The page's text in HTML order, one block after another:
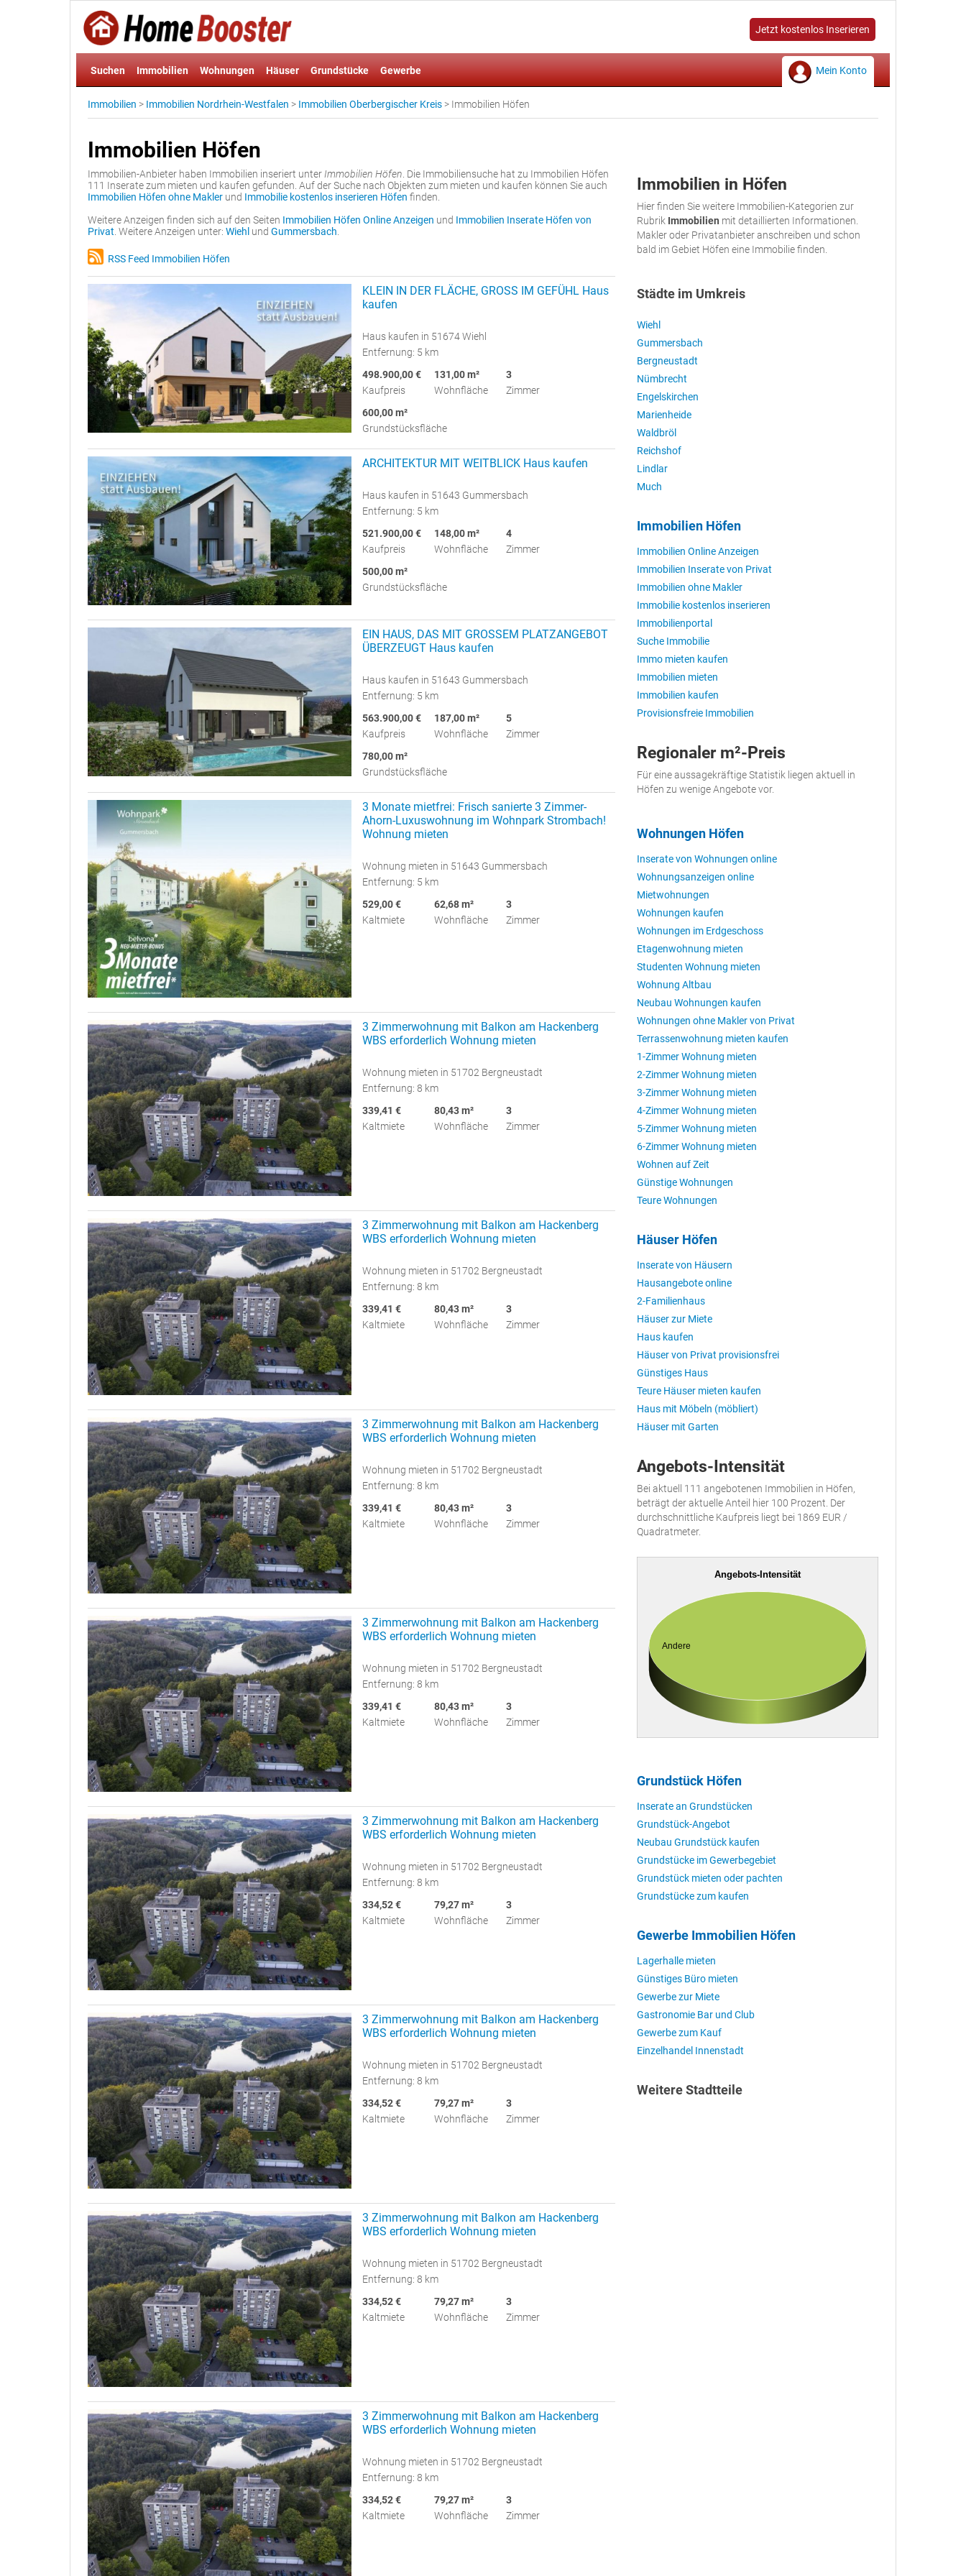
Jetzt kostenlos Inserieren
Suchen Immobilien Wohnungen Häuser Grundstücke Gewerbe Mein Konto
Immobilien > Immobilien Nordrhein-Westfalen > Immobilien Oberbergischer Kreis > Immobilien Höfen
Immobilien Höfen
Immobilien-Anbieter haben Immobilien inseriert unter Immobilien Höfen . Die Immobiliensuche hat zu Immobilien Höfen
111 Inserate zum mieten und kaufen gefunden. Auf der Suche nach Objekten zum mieten und kaufen können Sie auch
Immobilien Höfen ohne Makler und Immobilie kostenlos inserieren Höfen finden.
Weitere Anzeigen finden sich auf den Seiten Immobilien Höfen Online Anzeigen und Immobilien Inserate Höfen von
Privat . Weitere Anzeigen unter: Wiehl und Gummersbach
RSS Feed Immobilien Höfen
KLEIN IN DER FLÄCHE, GROSS IM GEFÜHL Haus
kaufen
Haus kaufen in 51674 Wiehl
Entfernung: 5 km
498.900,00 €
Kaufpreis
131,00 m²
Wohnfläche
3
Zimmer
600,00 m²
Grundstücksfläche
ARCHITEKTUR MIT WEITBLICK Haus kaufen
Haus kaufen in 51643 Gummersbach
Entfernung: 5 km
521.900,00 €
Kaufpreis
148,00 m²
Wohnfläche
4
Zimmer
500,00 m²
Grundstücksfläche
EIN HAUS, DAS MIT GROSSEM PLATZANGEBOT
ÜBERZEUGT Haus kaufen
Haus kaufen in 51643 Gummersbach
Entfernung: 5 km
563.900,00 €
Kaufpreis
187,00 m²
Wohnfläche
5
Zimmer
780,00 m²
Grundstücksfläche
3 Monate mietfrei: Frisch sanierte 3 Zimmer-
Ahorn-Luxuswohnung im Wohnpark Strombach!
Wohnung mieten
Wohnung mieten in 51643 Gummersbach
Entfernung: 5 km
529,00 €
Kaltmiete
62,68 m²
Wohnfläche
3
Zimmer
3 Zimmerwohnung mit Balkon am Hackenberg
WBS erforderlich Wohnung mieten
Wohnung mieten in 51702 Bergneustadt
Entfernung: 8 km
339,41 €
Kaltmiete
80,43 m²
Wohnfläche
3
Zimmer
3 Zimmerwohnung mit Balkon am Hackenberg
WBS erforderlich Wohnung mieten
Wohnung mieten in 51702 Bergneustadt
Entfernung: 8 km
339,41 €
Kaltmiete
80,43 m²
Wohnfläche
3
Zimmer
3 Zimmerwohnung mit Balkon am Hackenberg
WBS erforderlich Wohnung mieten
Wohnung mieten in 51702 Bergneustadt
Entfernung: 8 km
339,41 €
Kaltmiete
80,43 m²
Wohnfläche
3
Zimmer
3 Zimmerwohnung mit Balkon am Hackenberg
WBS erforderlich Wohnung mieten
Wohnung mieten in 51702 Bergneustadt
Entfernung: 8 km
339,41 €
Kaltmiete
80,43 m²
Wohnfläche
3
Zimmer
3 Zimmerwohnung mit Balkon am Hackenberg
WBS erforderlich Wohnung mieten
Wohnung mieten in 51702 Bergneustadt
Entfernung: 8 km
334,52 €
Kaltmiete
79,27 m²
Wohnfläche
3
Zimmer
3 Zimmerwohnung mit Balkon am Hackenberg
WBS erforderlich Wohnung mieten
Wohnung mieten in 51702 Bergneustadt
Entfernung: 8 km
334,52 €
Kaltmiete
79,27 m²
Wohnfläche
3
Zimmer
3 Zimmerwohnung mit Balkon am Hackenberg
WBS erforderlich Wohnung mieten
Wohnung mieten in 51702 Bergneustadt
Entfernung: 8 km
334,52 €
Kaltmiete
79,27 m²
Wohnfläche
3
Zimmer
3 Zimmerwohnung mit Balkon am Hackenberg
WBS erforderlich Wohnung mieten
Wohnung mieten in 51702 Bergneustadt
Entfernung: 8 km
334,52 €
Kaltmiete
79,27 m²
Wohnfläche
3
Zimmer
Immobilien in Höfen
Hier finden Sie weitere Immobilien-Kategorien zur
Rubrik Immobilien mit detaillierten Informationen.
Makler oder Privatanbieter anschreiben und schon
bald im Gebiet Höfen eine Immobilie finden.
Städte im Umkreis
Wiehl
Gummersbach
Bergneustadt
Nümbrecht
Engelskirchen
Marienheide
Waldbröl
Reichshof
Lindlar
Much
Immobilien Höfen
Immobilien Online Anzeigen
Immobilien Inserate von Privat
Immobilien ohne Makler
Immobilie kostenlos inserieren
Immobilienportal
Suche Immobilie
Immo mieten kaufen
Immobilien mieten
Immobilien kaufen
Provisionsfreie Immobilien
Regionaler m²-Preis
Für eine aussagekräftige Statistik liegen aktuell in
Höfen zu wenige Angebote vor.
Wohnungen Höfen
Inserate von Wohnungen online
Wohnungsanzeigen online
Mietwohnungen
Wohnungen kaufen
Wohnungen im Erdgeschoss
Etagenwohnung mieten
Studenten Wohnung mieten
Wohnung Altbau
Neubau Wohnungen kaufen
Wohnungen ohne Makler von Privat
Terrassenwohnung mieten kaufen
1-Zimmer Wohnung mieten
2-Zimmer Wohnung mieten
3-Zimmer Wohnung mieten
4-Zimmer Wohnung mieten
5-Zimmer Wohnung mieten
6-Zimmer Wohnung mieten
Wohnen auf Zeit
Günstige Wohnungen
Teure Wohnungen
Häuser Höfen
Inserate von Häusern
Hausangebote online
2-Familienhaus
Häuser zur Miete
Haus kaufen
Häuser von Privat provisionsfrei
Günstiges Haus
Teure Häuser mieten kaufen
Haus mit Möbeln (möbliert)
Häuser mit Garten
Angebots-Intensität
Bei aktuell 111 angebotenen Immobilien in Höfen,
beträgt der aktuelle Anteil hier 100 Prozent. Der
durchschnittliche Kaufpreis liegt bei 1869 EUR /
Quadratmeter.
Angebots-Intensität
Andere
Grundstück Höfen
Inserate an Grundstücken
Grundstück-Angebot
Neubau Grundstück kaufen
Grundstücke im Gewerbegebiet
Grundstück mieten oder pachten
Grundstücke zum kaufen
Gewerbe Immobilien Höfen
Lagerhalle mieten
Günstiges Büro mieten
Gewerbe zur Miete
Gastronomie Bar und Club
Gewerbe zum Kauf
Einzelhandel Innenstadt
Weitere Stadtteile